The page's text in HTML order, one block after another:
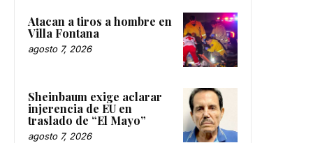
Atacan a tiros a hombre en
Villa Fontana
agosto 7, 2026
Sheinbaum exige aclarar
injerencia de EU en
traslado de “El Mayo”
agosto 7, 2026